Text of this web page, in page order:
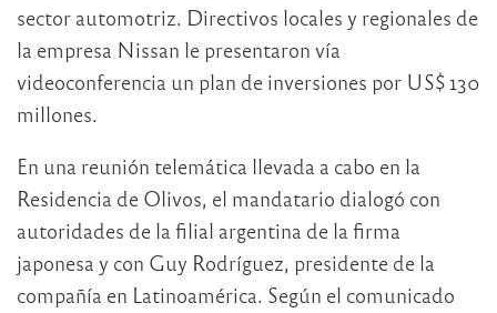
sector automotriz. Directivos locales y regionales de
la empresa Nissan le presentaron vía
videoconferencia un plan de inversiones por US$ 130
millones.
En una reunión telemática llevada a cabo en la
Residencia de Olivos, el mandatario dialogó con
autoridades de la filial argentina de la firma
japonesa y con Guy Rodríguez, presidente de la
compañía en Latinoamérica. Según el comunicado